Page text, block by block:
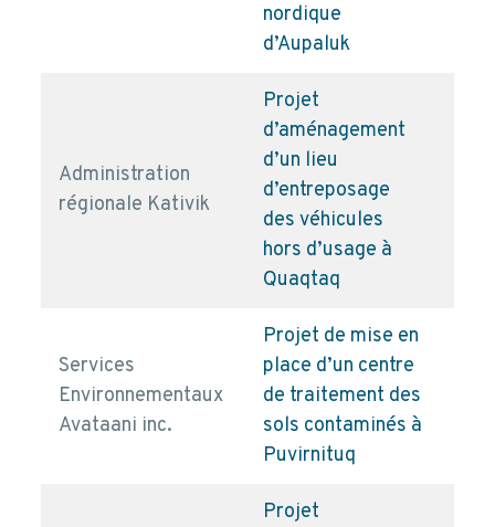
nordique
d’Aupaluk
Administration
régionale Kativik
Projet
d’aménagement
d’un lieu
d’entreposage
des véhicules
hors d’usage à
Quaqtaq
Services
Environnementaux
Avataani inc.
Projet de mise en
place d’un centre
de traitement des
sols contaminés à
Puvirnituq
Projet